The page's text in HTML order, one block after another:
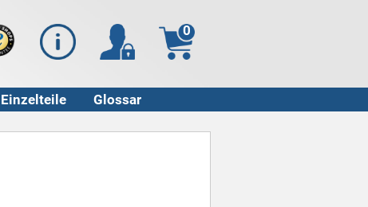
0
Einzelteile Glossar